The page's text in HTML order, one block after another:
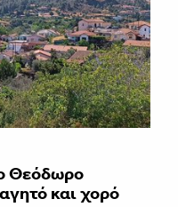
Θεόδωρο
και χορό